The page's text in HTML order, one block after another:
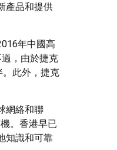
產品和提供
年中國高
，由於捷克
此外，捷克
網絡和聯
。香港早已
知識和可靠